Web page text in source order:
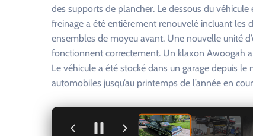
des supports de plancher. Le dessous du
freinage a été entièrement renouvelé incluant les
ensembles de moyeu avant. Une nouvelle unité
fonctionnent correctement. Un klaxon Awoogah
Le véhicule a été stocké dans un garage depuis
automobiles jusqu’au printemps de l’année en